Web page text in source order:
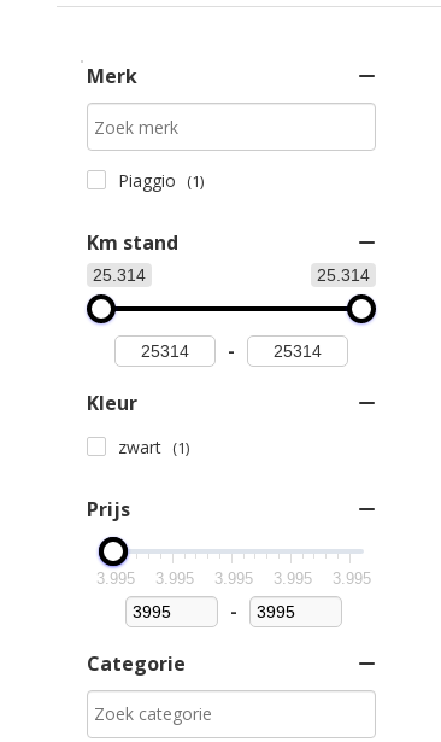
Merk
Piaggio (1)
Km stand
25.314 25.314
-
Kleur
zwart (1)
Prijs
3.995 3.995 3.995 3.995 3.995
Minimum Price
-Maximum Price
Categorie